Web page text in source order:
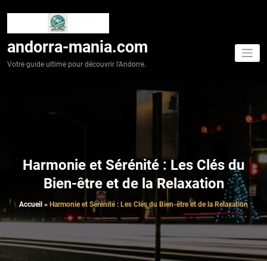
andorra-mania.com
Votre guide ultime pour découvrir l'Andorre.
Harmonie et Sérénité : Les Clés du
Bien-être et de la Relaxation
Accueil » Harmonie et Sérénité : Les Clés du Bien-être et de la Relaxation